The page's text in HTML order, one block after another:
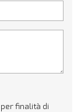
finalità di